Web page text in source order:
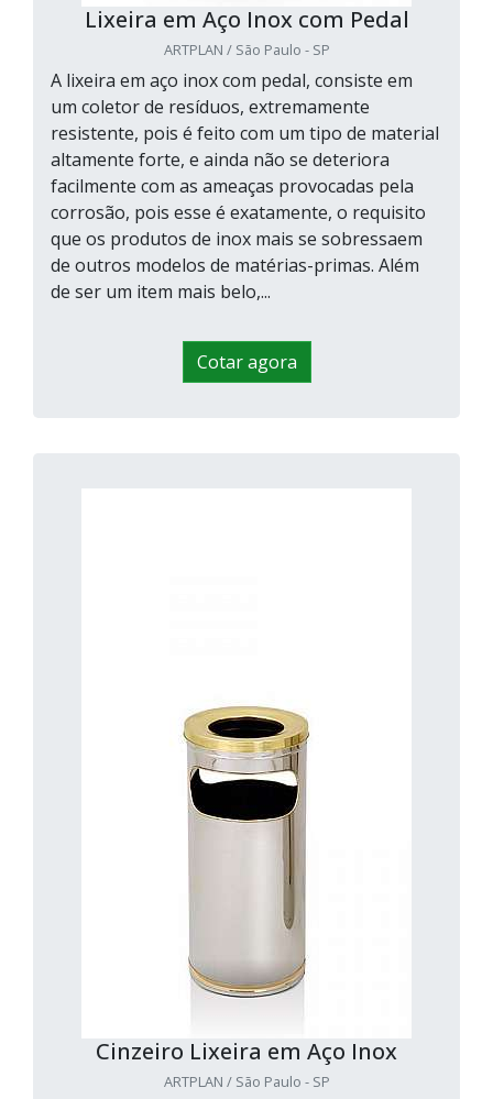
Lixeira em Aço Inox com Pedal
ARTPLAN / São Paulo - SP
A lixeira em aço inox com pedal, consiste em
um coletor de resíduos, extremamente
resistente, pois é feito com um tipo de material
altamente forte, e ainda não se deteriora
facilmente com as ameaças provocadas pela
corrosão, pois esse é exatamente, o requisito
que os produtos de inox mais se sobressaem
de outros modelos de matérias-primas. Além
de ser um item mais belo,...
Cotar agora
Cinzeiro Lixeira em Aço Inox
ARTPLAN / São Paulo - SP